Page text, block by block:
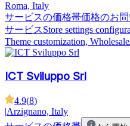
Roma, Italy
サービスの価格帯価格のお
サービスStore settings
Theme customization,
ICT Sviluppo Srl
4.9(8)
|Arzignano, Italy